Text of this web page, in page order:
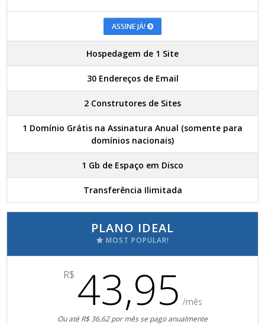
ASSINE JÁ!
Hospedagem de 1 Site
30 Endereços de Email
2 Construtores de Sites
1 Domínio Grátis na Assinatura Anual (somente para
domínios nacionais)
1 Gb de Espaço em Disco
Transferência Ilimitada
PLANO IDEAL
MOST POPULAR!
R$ 43,95 /mês
Ou até R$ 36,62 por mês se pago anualmente